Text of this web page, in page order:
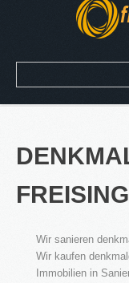
ÜBER UNS
Firstimmopoint® ist
Immobilien. Als
FREISING
Wir sanieren
Wir kaufen
Immobilien in